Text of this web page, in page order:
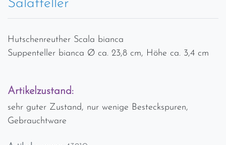
Salatteller
Hutschenreuther Scala bianca
Suppenteller bianca Ø ca. 23,8 cm, Höhe ca. 3,4 cm
Artikelzustand:
sehr guter Zustand, nur wenige Besteckspuren,
Gebrauchtware